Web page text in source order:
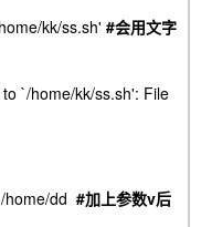
kk/ss.sh' #会用文字
`/home/kk/ss.sh': File
home/dd #加上参数v后